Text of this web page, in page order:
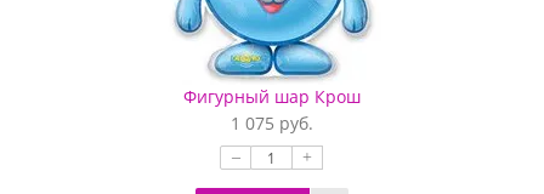
Фигурный шар Крош
1 075 руб.
– +